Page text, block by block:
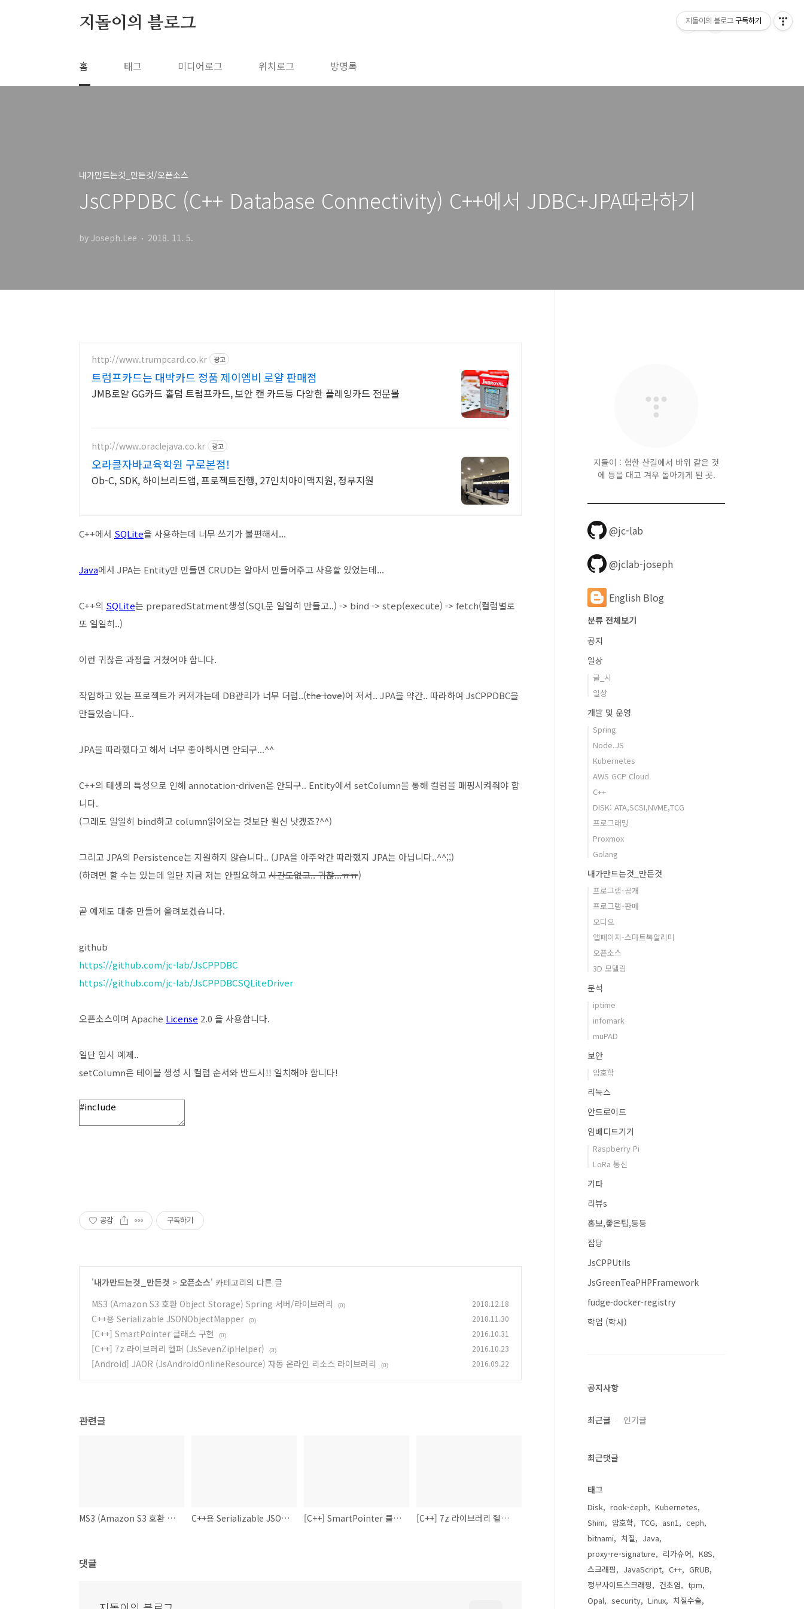
지돌이의 블로그
홈 태그 미디어로그 위치로그 방명록
내가만드는것_만든것/오픈소스
JsCPPDBC (C++ Database Connectivity) C++에서 JDBC+JPA따라하기
by Joseph.Lee 2018. 11. 5.
http://www.trumpcard.co.kr 광고
트럼프카드는 대박카드 정품 제이엠비 로얄 판매점
JMB로얄 GG카드 홀덤 트럼프카드, 보안 캔 카드등 다양한 플레잉카드 전문몰
http://www.oraclejava.co.kr 광고
오라클자바교육학원 구로본점!
Ob-C, SDK, 하이브리드앱, 프로젝트진행, 27인치아이맥지원, 정부지원
C++에서 SQLite을 사용하는데 너무 쓰기가 불편해서...
Java에서 JPA는 Entity만 만들면 CRUD는 알아서 만들어주고 사용할 있었는데...
C++의 SQLite는 preparedStatment생성(SQL문 일일히 만들고..) -> bind -> step(execute) -> fetch(컬럼별로
또 일일히..)
이런 귀찮은 과정을 거쳤어야 합니다.
작업하고 있는 프로젝트가 커져가는데 DB관리가 너무 더럽..(the love)어 져서.. JPA을 약간.. 따라하여 JsCPPDBC을
만들었습니다..
JPA을 따라했다고 해서 너무 좋아하시면 안되구...^^
C++의 태생의 특성으로 인해 annotation-driven은 안되구.. Entity에서 setColumn을 통해 컬럼을 매핑시켜줘야 합
니다.
(그래도 일일히 bind하고 column읽어오는 것보단 훨신 낫겠죠?^^)
그리고 JPA의 Persistence는 지원하지 않습니다.. (JPA을 아주약간 따라했지 JPA는 아닙니다..^^;;)
(하려면 할 수는 있는데 일단 지금 저는 안필요하고시간도없고.. 귀찮...ㅠㅠ)
곧 예제도 대충 만들어 올려보겠습니다.
github
https://github.com/jc-lab/JsCPPDBC
https://github.com/jc-lab/JsCPPDBCSQLiteDriver
오픈소스이며 Apache License 2.0 을 사용합니다.
일단 임시 예제..
setColumn은 테이블 생성 시 컬럼 순서와 반드시!! 일치해야 합니다!
공감 구독하기
'내가만드는것_만든것 > 오픈소스' 카테고리의 다른 글
MS3 (Amazon S3 호환 Object Storage) Spring 서버/라이브러리
(0) 2018.12.18
C++용 Serializable JSONObjectMapper (0) 2018.11.30
[C++] SmartPointer 클래스 구현 (0) 2016.10.31
[C++] 7z 라이브러리 헬퍼 (JsSevenZipHelper) (3) 2016.10.23
[Android] JAOR (JsAndroidOnlineResource) 자동 온라인 리소스 라이브러리 (0) 2016.09.22
관련글
MS3 (Amazon S3 호환 Object Storage) Spring 서버/라이브러리 C++용 Serializable JSONObjectMapper [C++] SmartPointer 클래스 구현 [C++] 7z 라이브러리 헬퍼 (JsSevenZipHelper)
댓글
지돌이 : 험한 산길에서 바위 같은 것
에 등을 대고 겨우 돌아가게 된 곳.
@jc-lab
@jclab-joseph
English Blog
분류 전체보기
공지
일상
글_시
일상
개발 및 운영
Spring
Node.JS
Kubernetes
AWS GCP Cloud
C++
DISK: ATA,SCSI,NVME,TCG
프로그래밍
Proxmox
Golang
내가만드는것_만든것
프로그램-공개
프로그램-판매
오디오
앱페이지-스마트톡알리미
오픈소스
3D 모델링
분석
iptime
infomark
muPAD
보안
암호학
리눅스
안드로이드
임베디드기기
Raspberry Pi
LoRa 통신
기타
리뷰s
홍보,좋은팁,등등
잡당
JsCPPUtils
JsGreenTeaPHPFramework
fudge-docker-registry
학업 (학사)
공지사항
최근글 인기글
최근댓글
태그
Disk rook-ceph
Kubernetes
Shim
암호학 TCG asn1
ceph
bitnami
치질
Java
proxy-re-signature
리가슈어
K8S
스크래핑
JavaScript C++
GRUB
정부사이트스크래핑
건초염
tpm
Opal
security Linux 치질수술
지돌이의 블로그 구독하기